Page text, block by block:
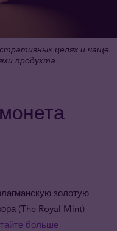
целях и чаще
продукта.
золотую
(The Royal Mint) -
больше